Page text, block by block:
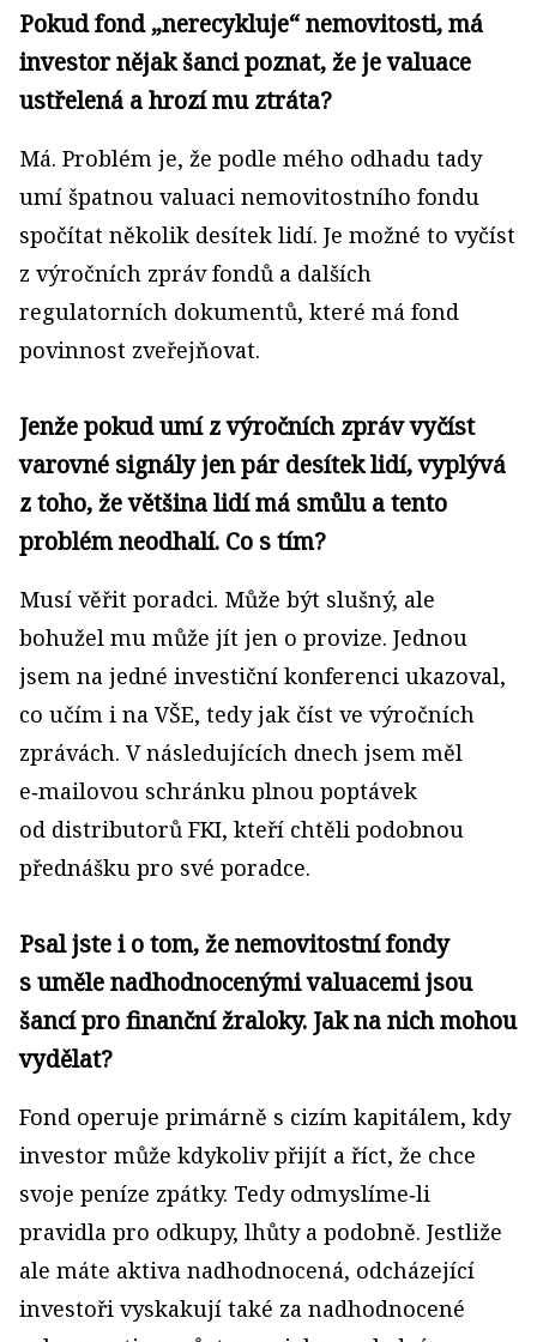
Pokud fond „nerecykluje“ nemovitosti, má
investor nějak šanci poznat, že je valuace
ustřelená a hrozí mu ztráta?
Má. Problém je, že podle mého odhadu tady
umí špatnou valuaci nemovitostního fondu
spočítat několik desítek lidí. Je možné to vyčíst
z výročních zpráv fondů a dalších
regulatorních dokumentů, které má fond
povinnost zveřejňovat.
Jenže pokud umí z výročních zpráv vyčíst
varovné signály jen pár desítek lidí, vyplývá
z toho, že většina lidí má smůlu a tento
problém neodhalí. Co s tím?
Musí věřit poradci. Může být slušný, ale
bohužel mu může jít jen o provize. Jednou
jsem na jedné investiční konferenci ukazoval,
co učím i na VŠE, tedy jak číst ve výročních
zprávách. V následujících dnech jsem měl
e‑mailovou schránku plnou poptávek
od distributorů FKI, kteří chtěli podobnou
přednášku pro své poradce.
Psal jste i o tom, že nemovitostní fondy
s uměle nadhodnocenými valuacemi jsou
šancí pro finanční žraloky. Jak na nich mohou
vydělat?
Fond operuje primárně s cizím kapitálem, kdy
investor může kdykoliv přijít a říct, že chce
svoje peníze zpátky. Tedy odmyslíme‑li
pravidla pro odkupy, lhůty a podobně. Jestliže
ale máte aktiva nadhodnocená, odcházející
investoři vyskakují také za nadhodnocené